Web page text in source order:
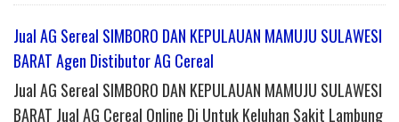
Jual AG Sereal SIMBORO DAN KEPULAUAN MAMUJU SULAWESI
BARAT Agen Distibutor AG Cereal
Jual AG Sereal SIMBORO DAN KEPULAUAN MAMUJU SULAWESI
BARAT Jual AG Cereal Online Di Untuk Keluhan Sakit Lambung